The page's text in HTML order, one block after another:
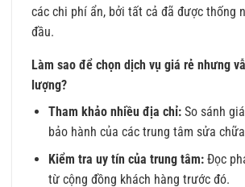
các chi phí ẩn, bởi tất cả đã được thống
đầu.
Làm sao để chọn dịch vụ giá rẻ nhưng
lượng?
Tham khảo nhiều địa chỉ:So sánh
bảo hành của các trung tâm sửa
Kiểm tra uy tín của trung tâm:Đọc
từ cộng đồng khách hàng trước đó.